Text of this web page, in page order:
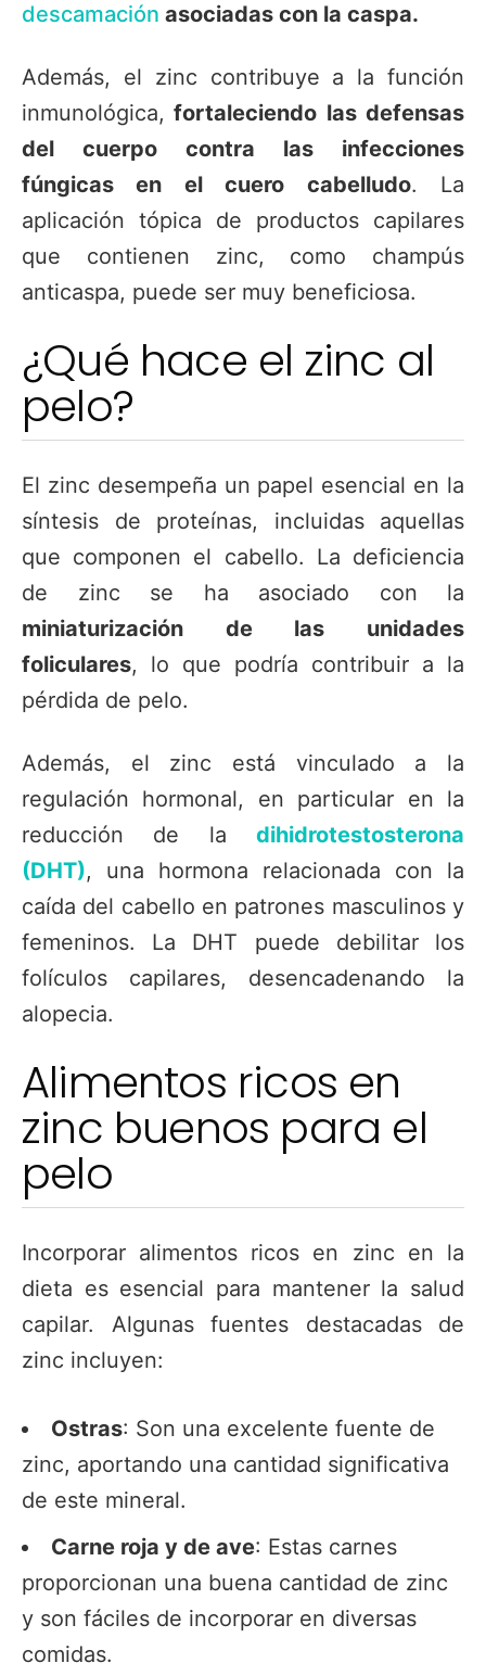
descamación asociadas con la caspa.
Además, el zinc contribuye a la función
inmunológica, fortaleciendo las defensas
del cuerpo contra las infecciones
fúngicas en el cuero cabelludo. La
aplicación tópica de productos capilares
que contienen zinc, como champús
anticaspa, puede ser muy beneficiosa.
¿Qué hace el zinc al
pelo?
El zinc desempeña un papel esencial en la
síntesis de proteínas, incluidas aquellas
que componen el cabello. La deficiencia
de zinc se ha asociado con la
miniaturización de las unidades
foliculares, lo que podría contribuir a la
pérdida de pelo.
Además, el zinc está vinculado a la
regulación hormonal, en particular en la
reducción de la dihidrotestosterona
(DHT), una hormona relacionada con la
caída del cabello en patrones masculinos y
femeninos. La DHT puede debilitar los
folículos capilares, desencadenando la
alopecia.
Alimentos ricos en
zinc buenos para el
pelo
Incorporar alimentos ricos en zinc en la
dieta es esencial para mantener la salud
capilar. Algunas fuentes destacadas de
zinc incluyen:
Ostras: Son una excelente fuente de
zinc, aportando una cantidad significativa
de este mineral.
Carne roja y de ave: Estas carnes
proporcionan una buena cantidad de zinc
y son fáciles de incorporar en diversas
comidas.